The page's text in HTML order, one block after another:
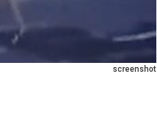
screenshot